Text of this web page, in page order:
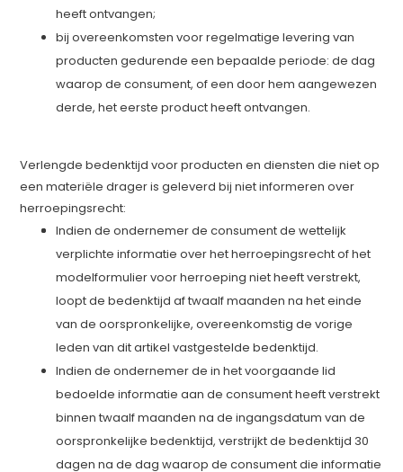
heeft ontvangen;
bij overeenkomsten voor regelmatige levering van
producten gedurende een bepaalde periode: de dag
waarop de consument, of een door hem aangewezen
derde, het eerste product heeft ontvangen.
Verlengde bedenktijd voor producten en diensten die niet op
een materiële drager is geleverd bij niet informeren over
herroepingsrecht:
Indien de ondernemer de consument de wettelijk
verplichte informatie over het herroepingsrecht of het
modelformulier voor herroeping niet heeft verstrekt,
loopt de bedenktijd af twaalf maanden na het einde
van de oorspronkelijke, overeenkomstig de vorige
leden van dit artikel vastgestelde bedenktijd.
Indien de ondernemer de in het voorgaande lid
bedoelde informatie aan de consument heeft verstrekt
binnen twaalf maanden na de ingangsdatum van de
oorspronkelijke bedenktijd, verstrijkt de bedenktijd 30
dagen na de dag waarop de consument die informatie